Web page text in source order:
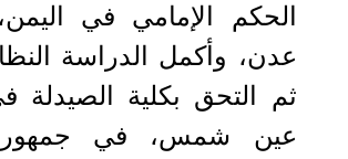
الحكم الإمامي في
عدن، وأكمل الدراسة
ثم التحق بكلية الصيدلة
عين شمس، في